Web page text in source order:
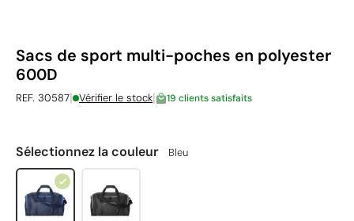
Sacs de sport multi-poches en polyester
600D
REF. 30587| Vérifier le stock| 19 clients satisfaits
Sélectionnez la couleur Bleu